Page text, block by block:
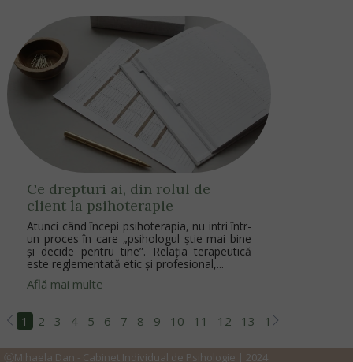
Ce drepturi ai, din rolul de
client la psihoterapie
Atunci când începi psihoterapia, nu intri într-
un proces în care „psihologul știe mai bine
și decide pentru tine”. Relația terapeutică
este reglementată etic și profesional,...
Află mai multe
1 2 3 4 5 6 7 8 9 10 11 12 13 14
ⓒMihaela Dan - Cabinet Individual de Psihologie | 2024